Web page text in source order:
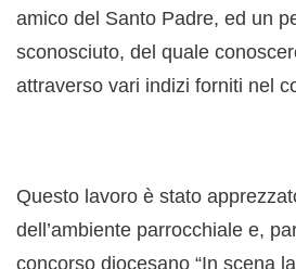
amico del Santo Padre, ed un
sconosciuto, del quale
attraverso vari indizi forniti nel
Questo lavoro è stato
dell’ambiente parrocchiale e,
concorso diocesano “In scena